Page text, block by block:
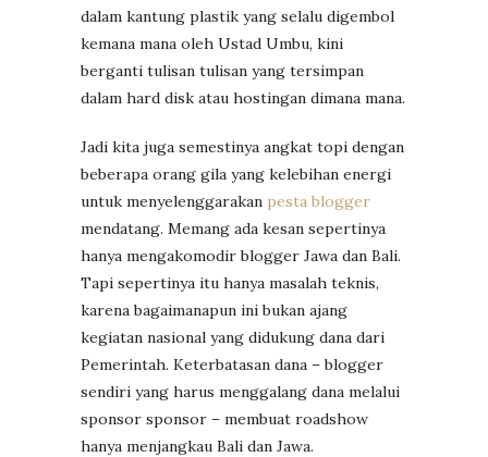
dalam kantung plastik yang selalu digembol
kemana mana oleh Ustad Umbu, kini
berganti tulisan tulisan yang tersimpan
dalam hard disk atau hostingan dimana mana.
Jadi kita juga semestinya angkat topi dengan
beberapa orang gila yang kelebihan energi
untuk menyelenggarakan pesta blogger
mendatang. Memang ada kesan sepertinya
hanya mengakomodir blogger Jawa dan Bali.
Tapi sepertinya itu hanya masalah teknis,
karena bagaimanapun ini bukan ajang
kegiatan nasional yang didukung dana dari
Pemerintah. Keterbatasan dana – blogger
sendiri yang harus menggalang dana melalui
sponsor sponsor – membuat roadshow
hanya menjangkau Bali dan Jawa.